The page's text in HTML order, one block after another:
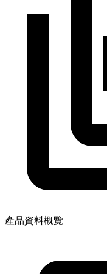
產品資料概覽